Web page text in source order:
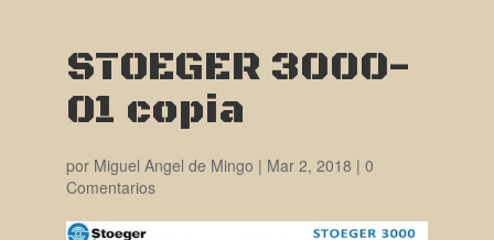
STOEGER 3000-
01 copia
por Miguel Angel de Mingo | Mar 2, 2018 | 0
Comentarios